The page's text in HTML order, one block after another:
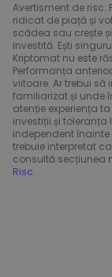
Avertisment de risc:
ridicat de piață și
scădea sau crește
investită. Ești
Kriptomat nu este
Performanța
viitoare. Ar trebui să
familiarizat și unde
atenție experiența
investiții și
independent
trebuie interpretat
consultă secțiunea
Risc.